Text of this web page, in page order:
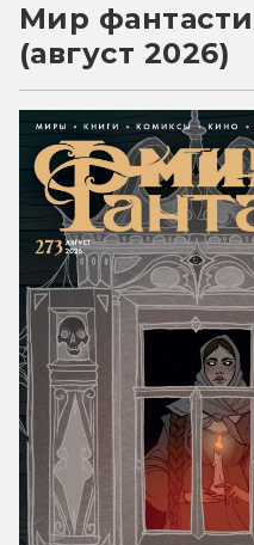
Мир
(август 2026)